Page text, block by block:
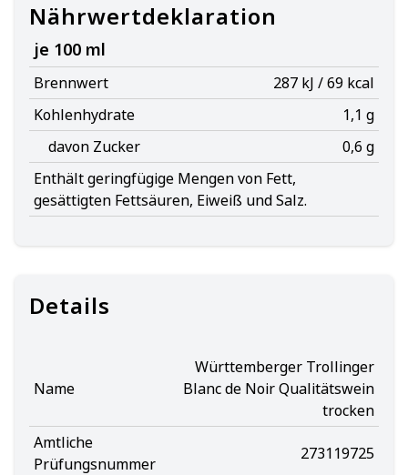
Nährwertdeklaration
je 100 ml
Brennwert
287 kJ / 69 kcal
Kohlenhydrate
1,1 g
davon Zucker
0,6 g
Enthält geringfügige Mengen von Fett,
gesättigten Fettsäuren, Eiweiß und Salz.
Details
Name
Württemberger Trollinger
Blanc de Noir Qualitätswein
trocken
Amtliche
Prüfungsnummer
273119725